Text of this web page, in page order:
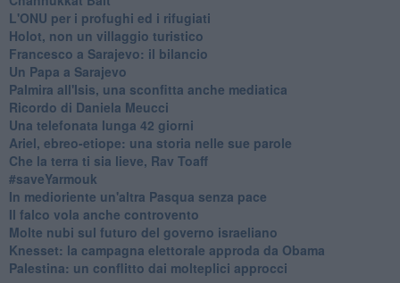
L'ONU per i profughi ed i rifugiati
Holot, non un villaggio turistico
Francesco a Sarajevo: il bilancio
Un Papa a Sarajevo
Palmira all'Isis, una sconfitta anche mediatica
Ricordo di Daniela Meucci
​Una telefonata lunga 42 giorni
​Ariel, ebreo-etiope: una storia nelle sue parole
Che la terra ti sia lieve, Rav Toaff
​#saveYarmouk
​In medioriente un'altra Pasqua senza pace
​Il falco vola anche controvento
Molte nubi sul futuro del governo israeliano
Knesset: la campagna elettorale approda da Obama
Palestina: un conflitto dai molteplici approcci